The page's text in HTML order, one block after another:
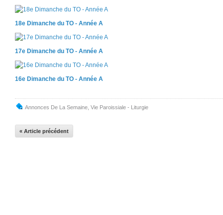
18e Dimanche du TO - Année A
17e Dimanche du TO - Année A
16e Dimanche du TO - Année A
Annonces De La Semaine Vie Paroissiale - Liturgie
« Article précédent